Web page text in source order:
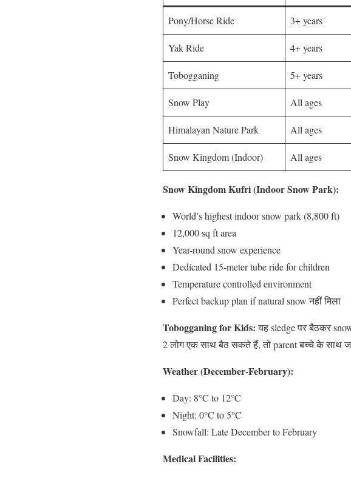
Pony/Horse Ride 3+ years
Yak Ride 4+ years
Tobogganing 5+ years
Snow Play All ages
Himalayan Nature Park All ages
Snow Kingdom (Indoor) All ages
Snow Kingdom Kufri (Indoor Snow Park):
World’s highest indoor snow park (8,800 ft)
12,000 sq ft area
Year-round snow experience
Dedicated 15-meter tube ride for children
Temperature controlled environment
Perfect backup plan if natural snow नहीं मिला
Tobogganing for Kids:यह sledge पर बैठकर
2 लोग एक साथ बैठ सकते हैं, तो parent बच्चे के साथ
Weather (December-February):
Day: 8°C to 12°C
Night: 0°C to 5°C
Snowfall: Late December to February
Medical Facilities: